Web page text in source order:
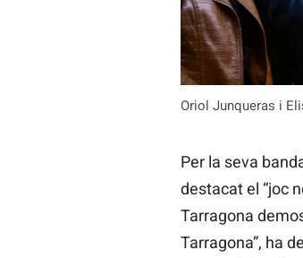
Oriol Junqueras i
Per la seva
destacat el “joc
Tarragona
Tarragona”, ha